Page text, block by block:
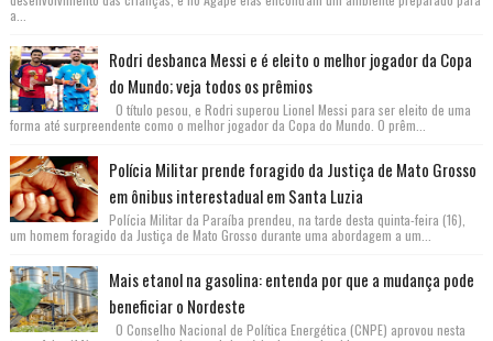
a...
Rodri desbanca Messi e é eleito o melhor jogador da Copa
do Mundo; veja todos os prêmios
O título pesou, e Rodri superou Lionel Messi para ser eleito de uma
forma até surpreendente como o melhor jogador da Copa do Mundo. O prêm...
Polícia Militar prende foragido da Justiça de Mato Grosso
em ônibus interestadual em Santa Luzia
Polícia Militar da Paraíba prendeu, na tarde desta quinta-feira (16),
um homem foragido da Justiça de Mato Grosso durante uma abordagem a um...
Mais etanol na gasolina: entenda por que a mudança pode
beneficiar o Nordeste
O Conselho Nacional de Política Energética (CNPE) aprovou nesta